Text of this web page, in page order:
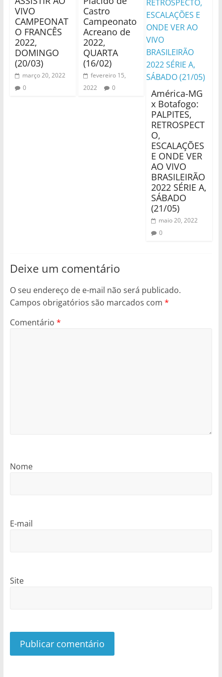
VIVO
CAMPEONAT
O FRANCÊS
2022,
DOMINGO
(20/03)
março 20, 2022
0
Castro
Campeonato
Acreano de
2022,
QUARTA
(16/02)
fevereiro 15,
2022
0
América-MG
x Botafogo:
PALPITES,
RETROSPECT
O,
ESCALAÇÕES
E ONDE VER
AO VIVO
BRASILEIRÃO
2022 SÉRIE A,
SÁBADO
(21/05)
maio 20, 2022
0
Deixe um comentário
O seu endereço de e-mail não será publicado.
Campos obrigatórios são marcados com *
Comentário *
Nome
E-mail
Site